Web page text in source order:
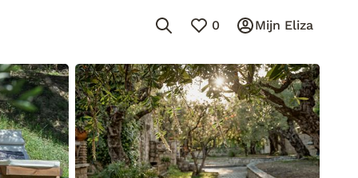
0 Mijn Eliza